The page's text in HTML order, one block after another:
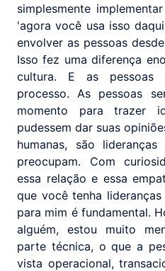
simplesmente
'agora você usa isso
envolver as pessoas
Isso fez uma diferença
cultura. E as pessoas
processo. As pessoas
momento para trazer
pudessem dar suas
humanas, são
preocupam. Com
essa relação e essa
que você tenha
para mim é fundamental.
alguém, estou muito
parte técnica, o que a
vista operacional,